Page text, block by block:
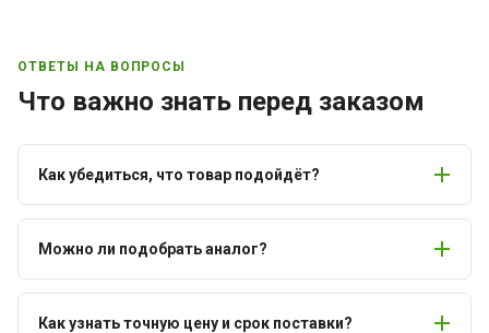
ОТВЕТЫ НА ВОПРОСЫ
Что важно знать перед заказом
Как убедиться, что товар подойдёт?
Можно ли подобрать аналог?
Как узнать точную цену и срок поставки?